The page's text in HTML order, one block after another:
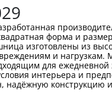
форма и
изготовлены из
и нагрузкам.
для
интерьера и